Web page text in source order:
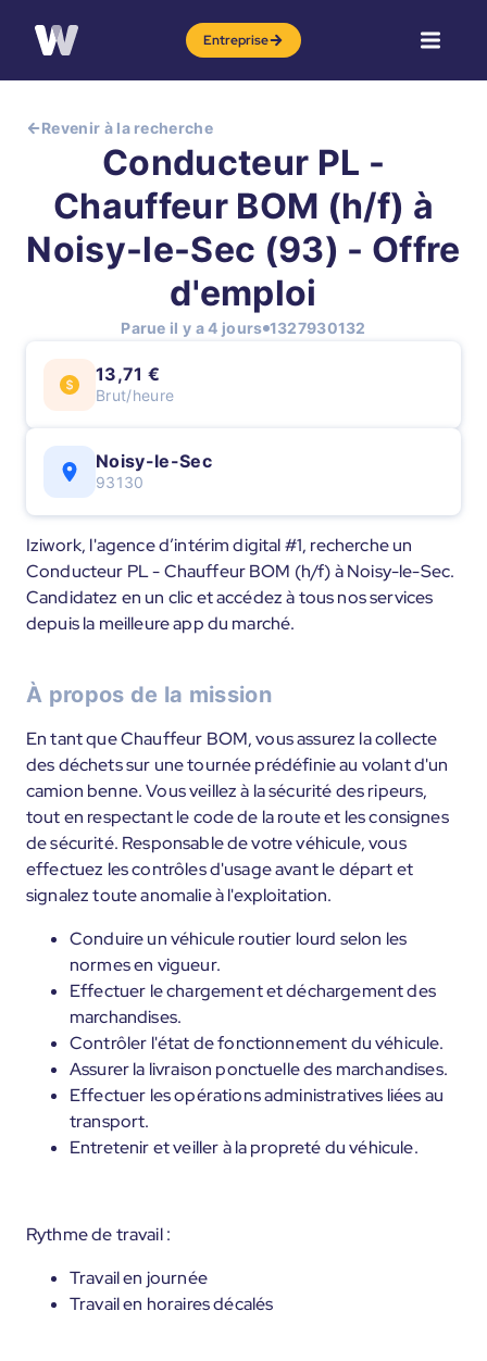
Entreprise
Revenir à la recherche
Conducteur PL -
Chauffeur BOM (h/f) à
Noisy-le-Sec (93) - Offre
d'emploi
Parue il y a 4 jours 1327930132
13,71 €
Brut/heure
Noisy-le-Sec
93130
Iziwork, l'agence d’intérim digital #1, recherche un
Conducteur PL - Chauffeur BOM (h/f) à Noisy-le-Sec.
Candidatez en un clic et accédez à tous nos services
depuis la meilleure app du marché.
À propos de la mission
En tant que Chauffeur BOM, vous assurez la collecte
des déchets sur une tournée prédéfinie au volant d'un
camion benne. Vous veillez à la sécurité des ripeurs,
tout en respectant le code de la route et les consignes
de sécurité. Responsable de votre véhicule, vous
effectuez les contrôles d'usage avant le départ et
signalez toute anomalie à l'exploitation.
Conduire un véhicule routier lourd selon les
normes en vigueur.
Effectuer le chargement et déchargement des
marchandises.
Contrôler l'état de fonctionnement du véhicule.
Assurer la livraison ponctuelle des marchandises.
Effectuer les opérations administratives liées au
transport.
Entretenir et veiller à la propreté du véhicule.
Rythme de travail :
Travail en journée
Travail en horaires décalés